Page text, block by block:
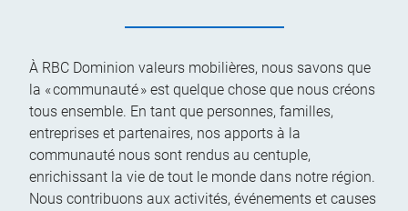
À RBC Dominion valeurs mobilières, nous savons que
la « communauté » est quelque chose que nous créons
tous ensemble. En tant que personnes, familles,
entreprises et partenaires, nos apports à la
communauté nous sont rendus au centuple,
enrichissant la vie de tout le monde dans notre région.
Nous contribuons aux activités, événements et causes